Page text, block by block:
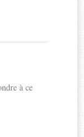
à ce